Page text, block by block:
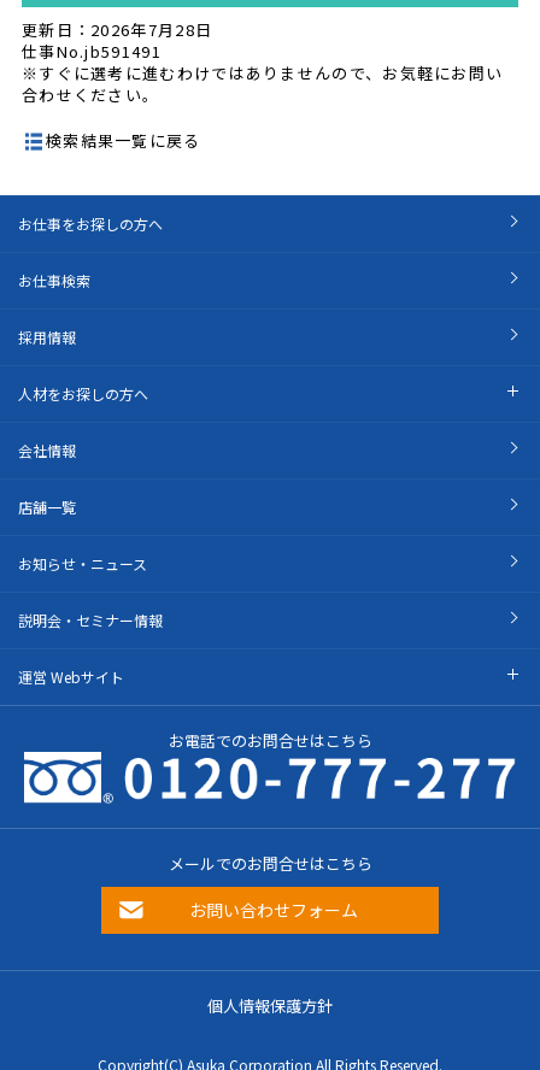
更新日：2026年7月28日
仕事No.jb591491
※すぐに選考に進むわけではありませんので、お気軽にお問い
合わせください。
検索結果一覧に戻る
お仕事をお探しの方へ
お仕事検索
採用情報
人材をお探しの方へ
会社情報
店舗一覧
お知らせ・ニュース
説明会・セミナー情報
運営 Webサイト
お電話でのお問合せはこちら
メールでのお問合せはこちら
お問い合わせフォーム
個人情報保護方針
Copyright(C) Asuka Corporation All Rights Reserved.